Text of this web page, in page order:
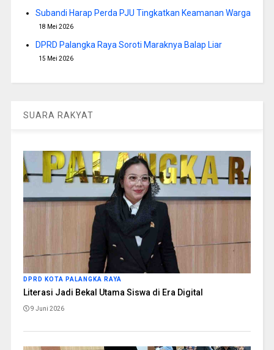
Subandi Harap Perda PJU Tingkatkan Keamanan Warga
18 Mei 2026
DPRD Palangka Raya Soroti Maraknya Balap Liar
15 Mei 2026
SUARA RAKYAT
DPRD KOTA PALANGKA RAYA
Literasi Jadi Bekal Utama Siswa di Era Digital
9 Juni 2026